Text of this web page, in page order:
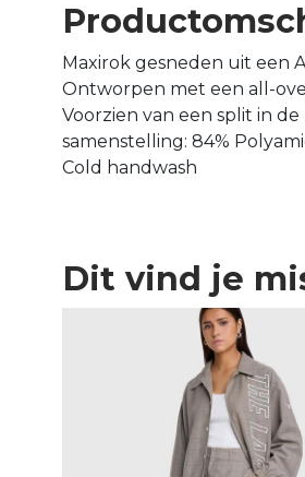
Maxirok gesneden uit een
Ontworpen met een all-
Voorzien van een split in de
samenstelling: 84%
Cold handwash
Dit vind je